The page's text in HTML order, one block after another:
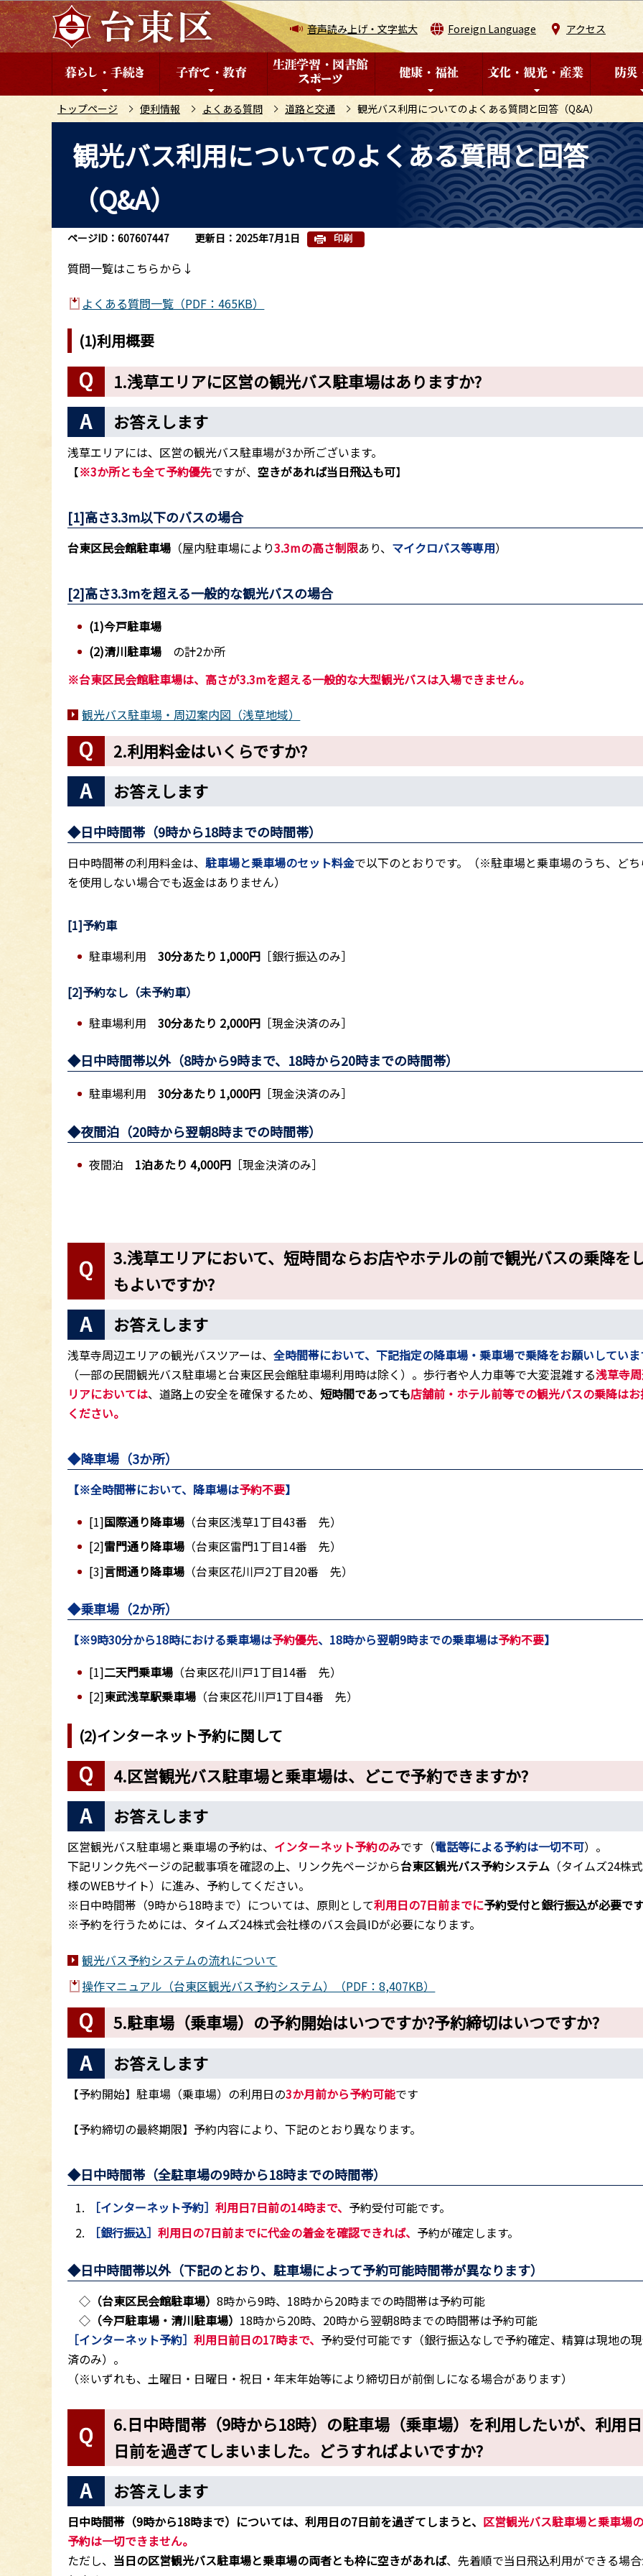
こ
の
ペ
音声読み上げ・文字拡大 Foreign Language アクセス
トップページ 便利情報 よくある質問 道路と交通 観光バス利用についてのよくある質問と回答（Q&A）
ら
観光バス利用についてのよくある質問と回答
（Q&A）
ページID：607607447 更新日：2025年7月1日 印刷
質問一覧はこちらから↓
よくある質問一覧（PDF：465KB）
(1)利用概要
1.浅草エリアに区営の観光バス駐車場はありますか?
お答えします
浅草エリアには、区営の観光バス駐車場が3か所ございます。
【※3か所とも全て予約優先ですが、空きがあれば当日飛込も可】
[1]高さ3.3m以下のバスの場合
台東区民会館駐車場 （屋内駐車場により3.3mの高さ制限あり、 マイクロバス等専用）
[2]高さ3.3mを超える一般的な観光バスの場合
(1)今戸駐車場
(2)清川駐車場 の計2か所
※台東区民会館駐車場は、高さが3.3mを超える一般的な大型観光バスは入場できません。
観光バス駐車場・周辺案内図（浅草地域）
2.利用料金はいくらですか?
お答えします
◆日中時間帯（9時から18時までの時間帯）
日中時間帯の利用料金は、駐車場と乗車場のセット料金で以下のとおりです。（※駐車場と乗車場のうち、ど
を使用しない場合でも返金はありません）
[1]予約車
駐車場利用30分あたり 1,000円 ［銀行振込のみ］
[2]予約なし（未予約車）
駐車場利用30分あたり 2,000円 ［現金決済のみ］
◆日中時間帯以外（8時から9時まで、18時から20時までの時間帯）
駐車場利用30分あたり 1,000円 ［現金決済のみ］
◆夜間泊（20時から翌朝8時までの時間帯）
夜間泊 1泊あたり 4,000円 ［現金決済のみ］
3.浅草エリアにおいて、短時間ならお店やホテルの前で観光バスの乗降を
もよいですか?
お答えします
浅草寺周辺エリアの観光バスツアーは、全時間帯において、下記指定の降車場・乗車場で乗降をお願いしてい
（一部の民間観光バス駐車場と台東区民会館駐車場利用時は除く）。歩行者や人力車等で大変混雑する浅草寺
リアにおいては、道路上の安全を確保するため、短時間であっても店舗前・ホテル前等での観光バスの乗降は
ください。
◆降車場（3か所）
【※全時間帯において、降車場は予約不要】
[1]国際通り降車場 （台東区浅草1丁目43番 先）
[2]雷門通り降車場 （台東区雷門1丁目14番 先）
[3]言問通り降車場 （台東区花川戸2丁目20番 先）
◆乗車場 （2か所）
【※9時30分から18時における乗車場は予約優先、18時から翌朝9時までの乗車場は予約不要】
[1]二天門乗車場 （台東区花川戸1丁目14番 先）
[2]東武浅草駅乗車場 （台東区花川戸1丁目4番 先）
(2)インターネット予約に関して
4.区営観光バス駐車場と乗車場は、どこで予約できますか?
お答えします
区営観光バス駐車場と乗車場の予約は、 インターネット予約のみです（電話等による予約は一切不可）。
下記リンク先ページの記載事項を確認の上、リンク先ページから台東区観光バス予約システム （タイムズ24株
様のWEBサイト）に進み、予約してください。
※日中時間帯（9時から18時まで）については、原則として利用日の7日前までに予約受付と銀行振込が必要で
※予約を行うためには、タイムズ24株式会社様のバス会員IDが必要になります。
観光バス予約システムの流れについて
操作マニュアル（台東区観光バス予約システム）（PDF：8,407KB）
5.駐車場（乗車場）の予約開始はいつですか?予約締切はいつですか?
お答えします
【予約開始】駐車場（乗車場）の利用日の3か月前から予約可能です
【予約締切の最終期限】予約内容により、下記のとおり異なります。
◆日中時間帯（全駐車場の9時から18時までの時間帯）
［インターネット予約］ 利用日7日前の14時まで、 予約受付可能です。
［銀行振込］ 利用日の7日前までに代金の着金を確認できれば、 予約が確定します。
◆日中時間帯以外（下記のとおり、駐車場によって予約可能時間帯が異なります）
◇ （台東区民会館駐車場）8時から9時、18時から20時までの時間帯は予約可能
◇ （今戸駐車場・清川駐車場） 18時から20時、20時から翌朝8時までの時間帯は予約可能
［インターネット予約］利用日前日の17時まで、 予約受付可能です（銀行振込なしで予約確定、精算は現地の
済のみ）。
（※いずれも、土曜日・日曜日・祝日・年末年始等により締切日が前倒しになる場合があります）
6.日中時間帯（9時から18時）の駐車場（乗車場）を利用したいが、利用
日前を過ぎてしまいました。どうすればよいですか?
お答えします
日中時間帯（9時から18時まで）については、利用日の7日前を過ぎてしまうと、 区営観光バス駐車場と乗車場
予約は一切できません。
ただし、 当日の区営観光バス駐車場と乗車場の両者とも枠に空きがあれば、先着順で当日飛込利用ができる場